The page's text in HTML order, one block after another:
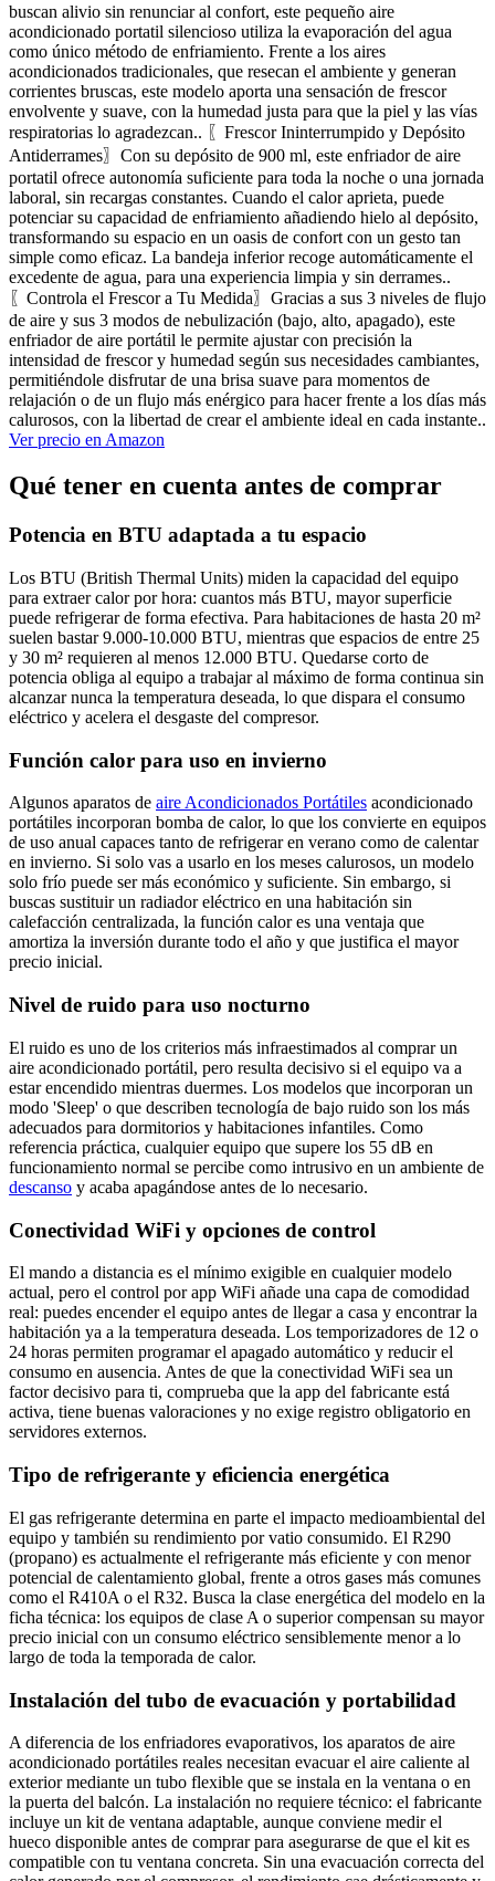
buscan alivio sin renunciar al confort, este pequeño aire
acondicionado portatil silencioso utiliza la evaporación del agua
como único método de enfriamiento. Frente a los aires
acondicionados tradicionales, que resecan el ambiente y generan
corrientes bruscas, este modelo aporta una sensación de frescor
envolvente y suave, con la humedad justa para que la piel y las vías
respiratorias lo agradezcan.. 〖Frescor Ininterrumpido y Depósito
Antiderrames〗Con su depósito de 900 ml, este enfriador de aire
portatil ofrece autonomía suficiente para toda la noche o una jornada
laboral, sin recargas constantes. Cuando el calor aprieta, puede
potenciar su capacidad de enfriamiento añadiendo hielo al depósito,
transformando su espacio en un oasis de confort con un gesto tan
simple como eficaz. La bandeja inferior recoge automáticamente el
excedente de agua, para una experiencia limpia y sin derrames..
〖Controla el Frescor a Tu Medida〗Gracias a sus 3 niveles de flujo
de aire y sus 3 modos de nebulización (bajo, alto, apagado), este
enfriador de aire portátil le permite ajustar con precisión la
intensidad de frescor y humedad según sus necesidades cambiantes,
permitiéndole disfrutar de una brisa suave para momentos de
relajación o de un flujo más enérgico para hacer frente a los días más
calurosos, con la libertad de crear el ambiente ideal en cada instante..
Ver precio en Amazon
Qué tener en cuenta antes de comprar
Potencia en BTU adaptada a tu espacio
Los BTU (British Thermal Units) miden la capacidad del equipo
para extraer calor por hora: cuantos más BTU, mayor superficie
puede refrigerar de forma efectiva. Para habitaciones de hasta 20 m²
suelen bastar 9.000-10.000 BTU, mientras que espacios de entre 25
y 30 m² requieren al menos 12.000 BTU. Quedarse corto de
potencia obliga al equipo a trabajar al máximo de forma continua sin
alcanzar nunca la temperatura deseada, lo que dispara el consumo
eléctrico y acelera el desgaste del compresor.
Función calor para uso en invierno
Algunos aparatos de aire Acondicionados Portátiles acondicionado
portátiles incorporan bomba de calor, lo que los convierte en equipos
de uso anual capaces tanto de refrigerar en verano como de calentar
en invierno. Si solo vas a usarlo en los meses calurosos, un modelo
solo frío puede ser más económico y suficiente. Sin embargo, si
buscas sustituir un radiador eléctrico en una habitación sin
calefacción centralizada, la función calor es una ventaja que
amortiza la inversión durante todo el año y que justifica el mayor
precio inicial.
Nivel de ruido para uso nocturno
El ruido es uno de los criterios más infraestimados al comprar un
aire acondicionado portátil, pero resulta decisivo si el equipo va a
estar encendido mientras duermes. Los modelos que incorporan un
modo 'Sleep' o que describen tecnología de bajo ruido son los más
adecuados para dormitorios y habitaciones infantiles. Como
referencia práctica, cualquier equipo que supere los 55 dB en
funcionamiento normal se percibe como intrusivo en un ambiente de
descanso y acaba apagándose antes de lo necesario.
Conectividad WiFi y opciones de control
El mando a distancia es el mínimo exigible en cualquier modelo
actual, pero el control por app WiFi añade una capa de comodidad
real: puedes encender el equipo antes de llegar a casa y encontrar la
habitación ya a la temperatura deseada. Los temporizadores de 12 o
24 horas permiten programar el apagado automático y reducir el
consumo en ausencia. Antes de que la conectividad WiFi sea un
factor decisivo para ti, comprueba que la app del fabricante está
activa, tiene buenas valoraciones y no exige registro obligatorio en
servidores externos.
Tipo de refrigerante y eficiencia energética
El gas refrigerante determina en parte el impacto medioambiental del
equipo y también su rendimiento por vatio consumido. El R290
(propano) es actualmente el refrigerante más eficiente y con menor
potencial de calentamiento global, frente a otros gases más comunes
como el R410A o el R32. Busca la clase energética del modelo en la
ficha técnica: los equipos de clase A o superior compensan su mayor
precio inicial con un consumo eléctrico sensiblemente menor a lo
largo de toda la temporada de calor.
Instalación del tubo de evacuación y portabilidad
A diferencia de los enfriadores evaporativos, los aparatos de aire
acondicionado portátiles reales necesitan evacuar el aire caliente al
exterior mediante un tubo flexible que se instala en la ventana o en
la puerta del balcón. La instalación no requiere técnico: el fabricante
incluye un kit de ventana adaptable, aunque conviene medir el
hueco disponible antes de comprar para asegurarse de que el kit es
compatible con tu ventana concreta. Sin una evacuación correcta del